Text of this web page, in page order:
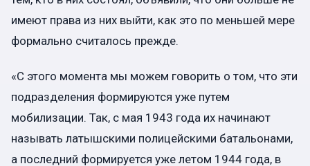
имеют права из них выйти, как это по меньшей мере
формально считалось прежде.
«С этого момента мы можем говорить о том, что эти
подразделения формируются уже путем
мобилизации. Так, с мая 1943 года их начинают
называть латышскими полицейскими батальонами,
а последний формируется уже летом 1944 года, в